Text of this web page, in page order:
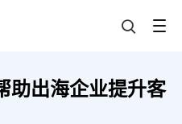
助出海企业提升客